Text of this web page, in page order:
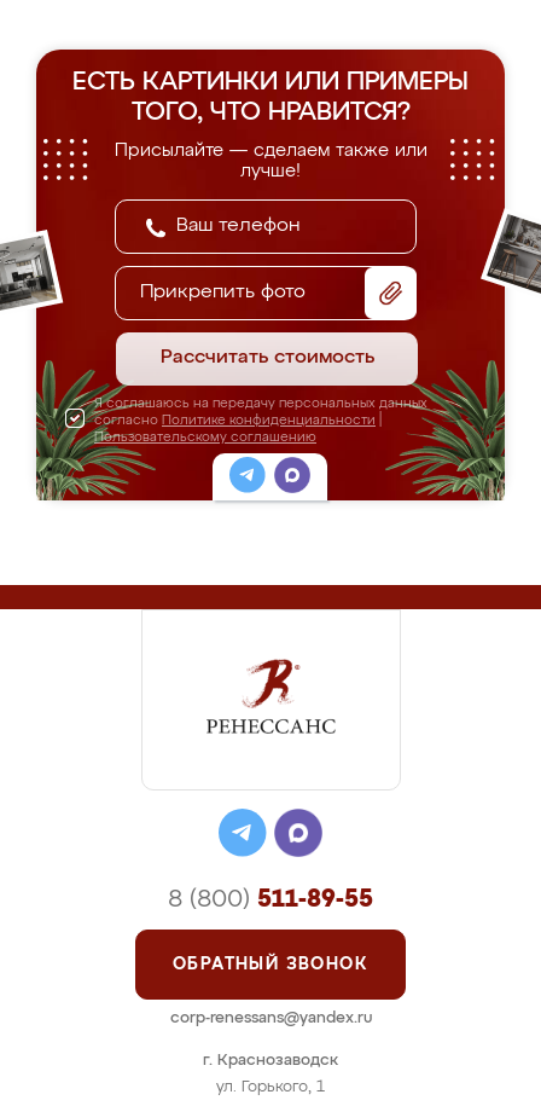
ЕСТЬ КАРТИНКИ ИЛИ ПРИМЕРЫ
ТОГО, ЧТО НРАВИТСЯ?
Присылайте — сделаем также или
лучше!
Прикрепить фото
Рассчитать стоимость
Я соглашаюсь на передачу персональных данных
согласно Политике конфиденциальности
Пользовательскому соглашению
г. Краснозаводск
ул. Горького, 1
8 (800) 511-89-55
ОБРАТНЫЙ ЗВОНОК
corp-renessans@yandex.ru